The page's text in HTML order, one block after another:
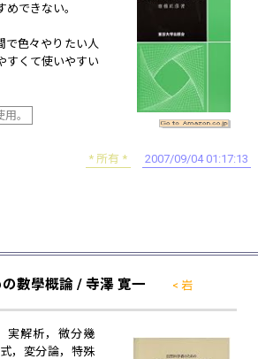
できない。
で色々やりたい人
すくて使いやすい
。
2007/09/04 01:17:13
所有
數學概論 / 寺澤 寛一
岩
実解析，微分幾
，変分論，特殊